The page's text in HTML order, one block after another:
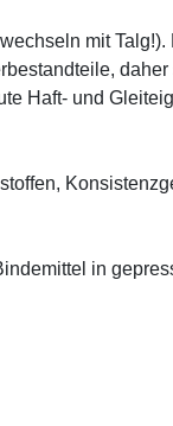
mit
Haft- und
in